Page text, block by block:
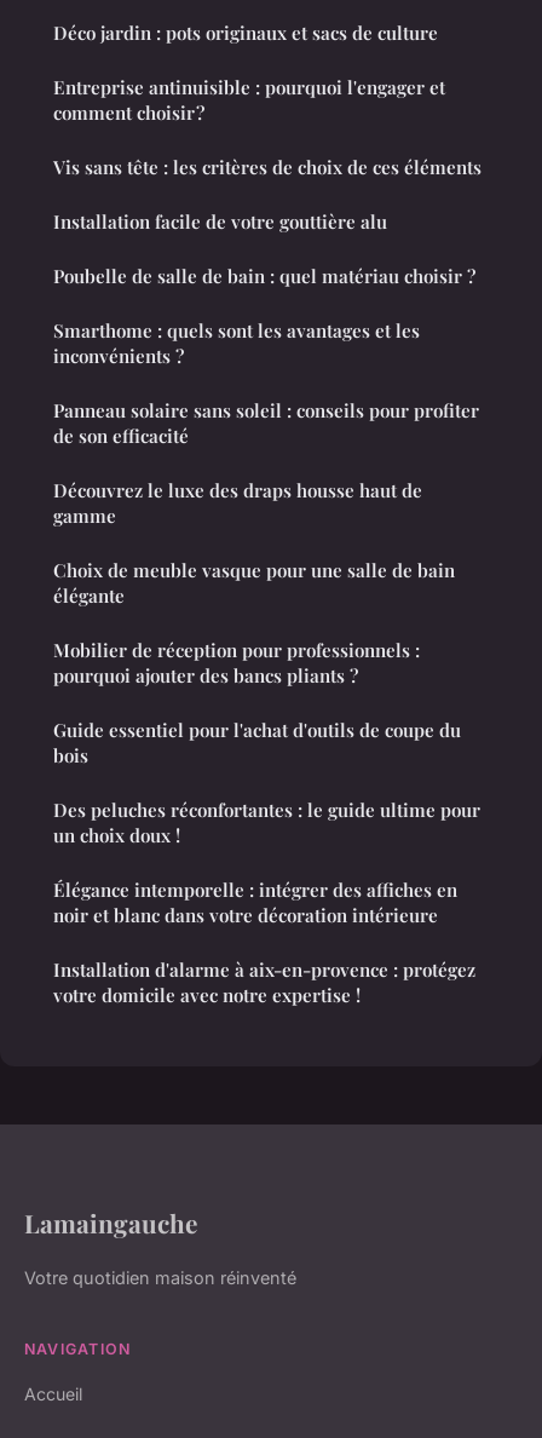
Déco jardin : pots originaux et sacs de culture
Entreprise antinuisible : pourquoi l'engager et
comment choisir ?
Vis sans tête : les critères de choix de ces éléments
Installation facile de votre gouttière alu
Poubelle de salle de bain : quel matériau choisir ?
Smarthome : quels sont les avantages et les
inconvénients ?
Panneau solaire sans soleil : conseils pour profiter
de son efficacité
Découvrez le luxe des draps housse haut de
gamme
Choix de meuble vasque pour une salle de bain
élégante
Mobilier de réception pour professionnels :
pourquoi ajouter des bancs pliants ?
Guide essentiel pour l'achat d'outils de coupe du
bois
Des peluches réconfortantes : le guide ultime pour
un choix doux !
Élégance intemporelle : intégrer des affiches en
noir et blanc dans votre décoration intérieure
Installation d'alarme à aix-en-provence : protégez
votre domicile avec notre expertise !
Lamaingauche
Votre quotidien maison réinventé
NAVIGATION
Accueil